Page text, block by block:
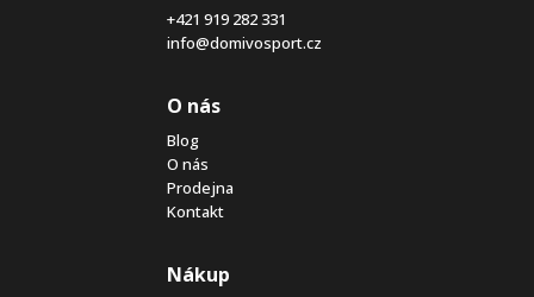
+421 919 282 331
info@domivosport.cz
O nás
Blog
O nás
Prodejna
Kontakt
Nákup